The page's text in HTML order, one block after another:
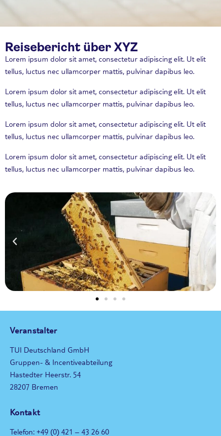
Reisebericht über XYZ
Lorem ipsum dolor sit amet, consectetur adipiscing elit. Ut elit
tellus, luctus nec ullamcorper mattis, pulvinar dapibus leo.
Lorem ipsum dolor sit amet, consectetur adipiscing elit. Ut elit
tellus, luctus nec ullamcorper mattis, pulvinar dapibus leo.
Lorem ipsum dolor sit amet, consectetur adipiscing elit. Ut elit
tellus, luctus nec ullamcorper mattis, pulvinar dapibus leo.
Lorem ipsum dolor sit amet, consectetur adipiscing elit. Ut elit
tellus, luctus nec ullamcorper mattis, pulvinar dapibus leo.
Veranstalter
TUI Deutschland GmbH
Gruppen- & Incentiveabteilung
Hastedter Heerstr. 54
28207 Bremen
Kontakt
Telefon: +49 (0) 421 – 43 26 60